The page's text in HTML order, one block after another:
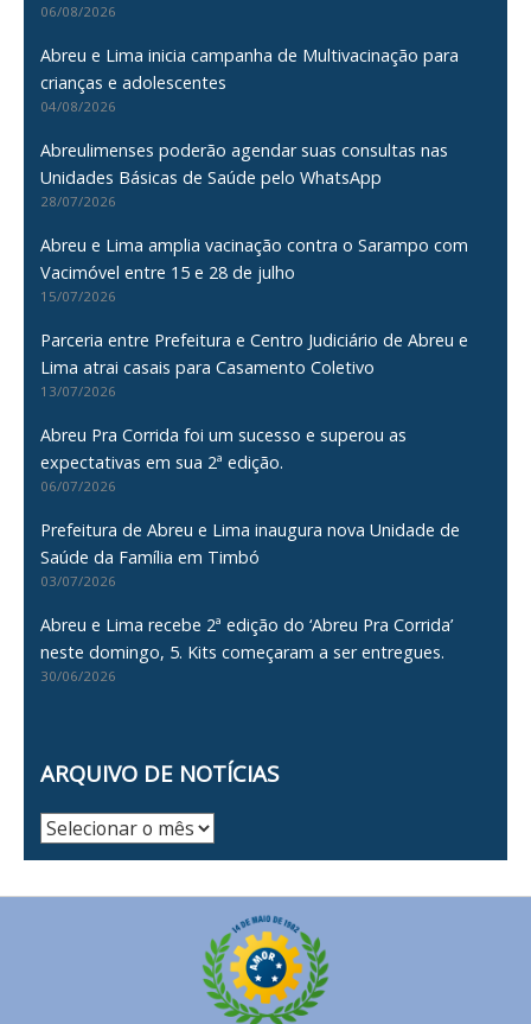
06/08/2026
Abreu e Lima inicia campanha de Multivacinação para
crianças e adolescentes
04/08/2026
Abreulimenses poderão agendar suas consultas nas
Unidades Básicas de Saúde pelo WhatsApp
28/07/2026
Abreu e Lima amplia vacinação contra o Sarampo com
Vacimóvel entre 15 e 28 de julho
15/07/2026
Parceria entre Prefeitura e Centro Judiciário de Abreu e
Lima atrai casais para Casamento Coletivo
13/07/2026
Abreu Pra Corrida foi um sucesso e superou as
expectativas em sua 2ª edição.
06/07/2026
Prefeitura de Abreu e Lima inaugura nova Unidade de
Saúde da Família em Timbó
03/07/2026
Abreu e Lima recebe 2ª edição do ‘Abreu Pra Corrida’
neste domingo, 5. Kits começaram a ser entregues.
30/06/2026
ARQUIVO DE NOTÍCIAS
Arquivo